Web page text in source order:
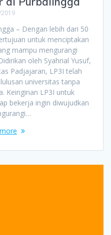
– Dengan lebih dari 50
untuk menciptakan
mampu mengurangi
oleh Syahrial Yusuf,
Padjajaran, LP3I telah
universitas tanpa
Keinginan LP3I untuk
bekerja ingin diwujudkan